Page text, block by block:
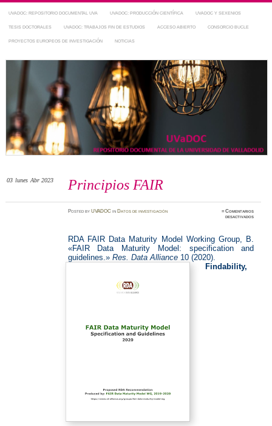
UVADOC: REPOSITORIO DOCUMENTAL UVA UVADOC: PRODUCCIÓN CIENTÍFICA UVADOC Y SEXENIOS
TESIS DOCTORALES UVADOC: TRABAJOS FIN DE ESTUDIOS ACCESO ABIERTO CONSORCIO BUCLE
PROYECTOS EUROPEOS DE INVESTIGACIÓN NOTICIAS
Repositorio Documental de la UVa
~ UVaDOC
Principios FAIR
03 lunes Abr 2023
PostedbyUVADOC in Datos de investigación ≈Comentarios
desactivadosen
RDA FAIR Data Maturity Model Working Group, B.
«FAIR Data Maturity Model: specification and
guidelines.» Res. Data Alliance10 (2020).
Findability,